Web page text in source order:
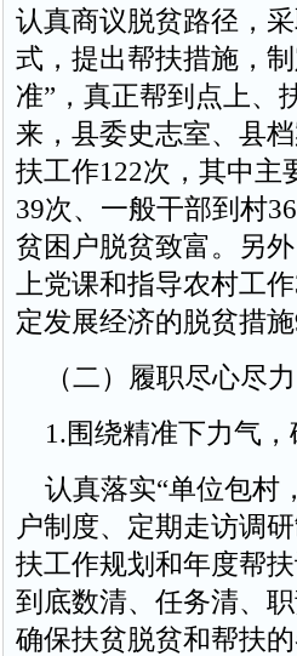
认真商议脱贫路径，
式，提出帮扶措施，
准”，真正帮到点上、
来，县委史志室、县
扶工作122次，其中主
39次、一般干部到村
贫困户脱贫致富。另
上党课和指导农村工
定发展经济的脱贫措施
（二）履职尽心尽
1.围绕精准下力气，
认真落实“单位包村
户制度、定期走访调
扶工作规划和年度帮
到底数清、任务清、
确保扶贫脱贫和帮扶